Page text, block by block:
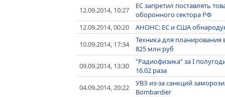
12.09.2014, 10:27
ЕС запретил поставлять
оборонного сектора РФ
12.09.2014, 00:20
АНОНС: ЕС и США
10.09.2014, 17:34
Техника для планирования
825 млн руб
09.09.2014, 13:30
"Радиофизика" за I
16.02 раза
04.09.2014, 20:22
УВЗ из-за санкций
Bombardier